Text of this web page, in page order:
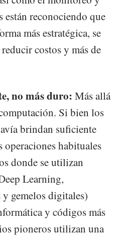
reconociendo que
más estratégica, se
costos y más de
no más duro: Más allá
Si bien los
brindan suficiente
habituales
donde se utilizan
Learning,
gemelos digitales)
y códigos más
pioneros utilizan una